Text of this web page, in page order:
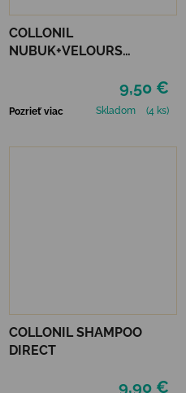
COLLONIL
NUBUK+VELOURS
9,50 €
Pozrieť viac Skladom (4 ks)
COLLONIL SHAMPOO
DIRECT
9,90 €